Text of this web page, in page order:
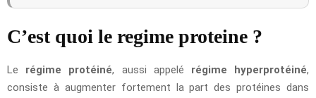
C’est quoi le regime proteine ?
Le régime protéiné, aussi appelé régime hyperprotéiné,
consiste à augmenter fortement la part des protéines dans